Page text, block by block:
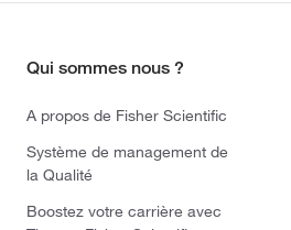
Qui sommes nous ?
A propos de Fisher Scientific
Système de management de
la Qualité
Boostez votre carrière avec